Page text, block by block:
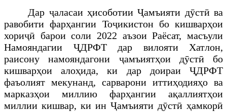
Дар ҷаласаи ҳисоботии Ҷамъияти дӯстӣ ва
равобити фарҳангии Тоҷикистон бо кишварҳои
хориҷӣ барои соли 2022 аъзои Раёсат, масъули
Намояндагии ҶДРФТ дар вилояти Хатлон,
раисону намояндагони ҷамъиятҳои дӯстӣ бо
кишварҳои алоҳида, ки дар доираи ҶДРФТ
фаъолият мекунанд, сарварони иттиҳодияҳо ва
марказҳои миллию фарҳангии ақаллиятҳои
миллии кишвар, ки ин Ҷамъияти дӯстӣ ҳамкорӣ